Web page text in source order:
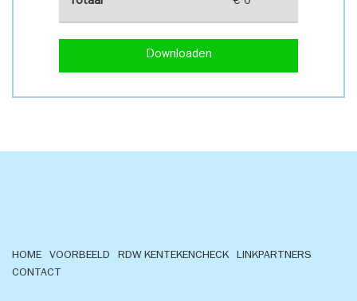
Downloaden
HOME VOORBEELD RDW KENTEKENCHECK
LINKPARTNERS
CONTACT